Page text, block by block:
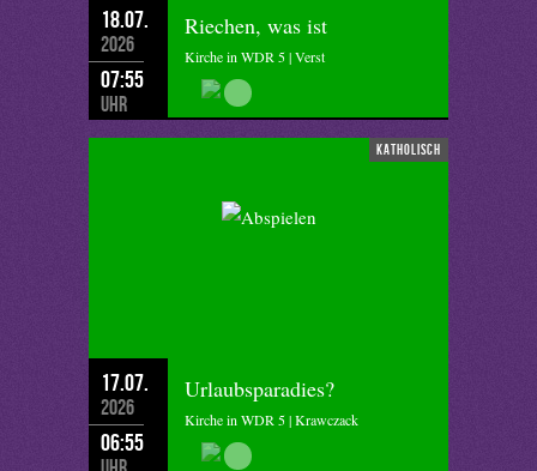
18.07.
2026
07:55
Uhr
Riechen, was ist
Kirche in WDR 5 | Verst
katholisch
17.07.
2026
06:55
Urlaubsparadies?
Kirche in WDR 5 | Krawczack